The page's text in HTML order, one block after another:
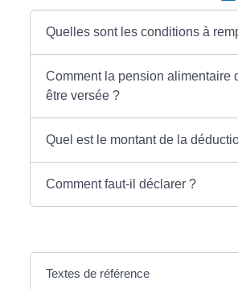
Quelles sont les conditions à
Comment la pension alimentaire
être versée ?
Quel est le montant de la
Comment faut-il déclarer ?
Textes de référence